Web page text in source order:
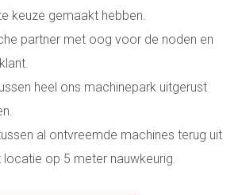
keuze gemaakt hebben.
partner met oog voor de noden en
heel ons machinepark uitgerust
al ontvreemde machines terug uit
locatie op 5 meter nauwkeurig.